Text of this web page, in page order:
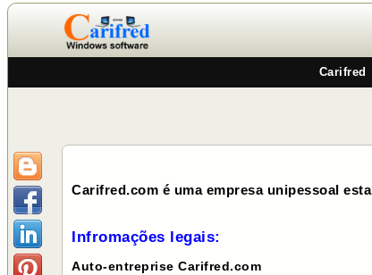
Carifred
Carifred.com é uma empresa unipessoal
Infromações legais:
Auto-entreprise Carifred.com